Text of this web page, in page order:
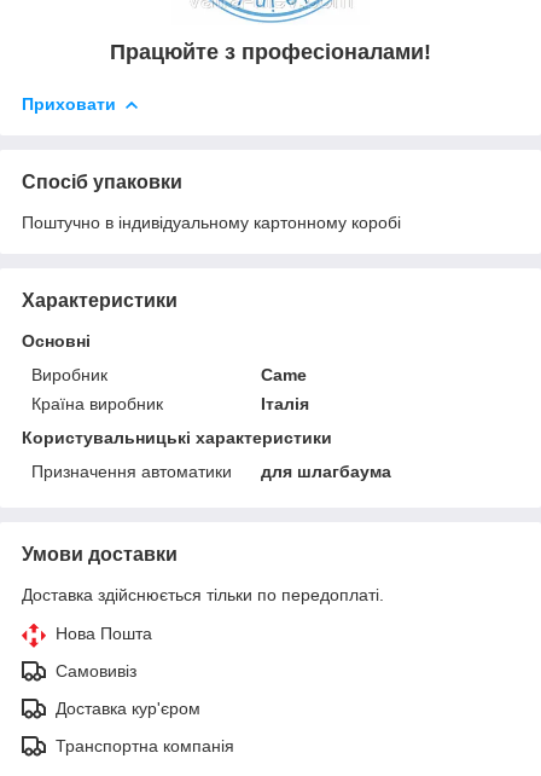
Працюйте з професіоналами!
Приховати
Спосіб упаковки
Поштучно в індивідуальному картонному коробі
Характеристики
Основні
Виробник
Came
Країна виробник
Італія
Користувальницькі характеристики
Призначення автоматики
для шлагбаума
Умови доставки
Доставка здійснюється тільки по передоплаті.
Нова Пошта
Самовивіз
Доставка кур'єром
Транспортна компанія